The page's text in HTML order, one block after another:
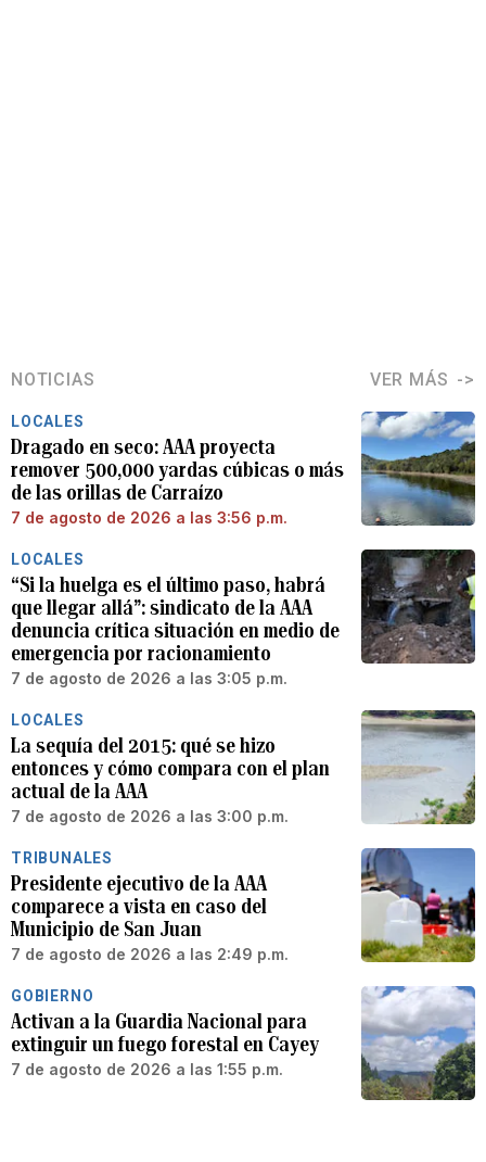
NOTICIAS VER MÁS
LOCALES
Dragado en seco: AAA proyecta
remover 500,000 yardas cúbicas o más
de las orillas de Carraízo
7 de agosto de 2026 a las 3:56 p.m.
LOCALES
“Si la huelga es el último paso, habrá
que llegar allá”: sindicato de la AAA
denuncia crítica situación en medio de
emergencia por racionamiento
7 de agosto de 2026 a las 3:05 p.m.
LOCALES
La sequía del 2015: qué se hizo
entonces y cómo compara con el plan
actual de la AAA
7 de agosto de 2026 a las 3:00 p.m.
TRIBUNALES
Presidente ejecutivo de la AAA
comparece a vista en caso del
Municipio de San Juan
7 de agosto de 2026 a las 2:49 p.m.
GOBIERNO
Activan a la Guardia Nacional para
extinguir un fuego forestal en Cayey
7 de agosto de 2026 a las 1:55 p.m.